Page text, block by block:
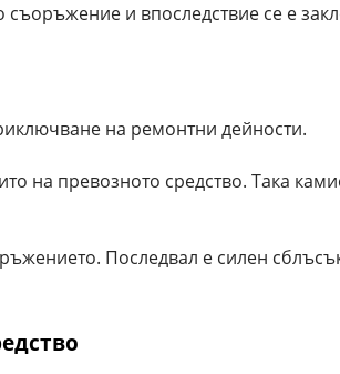
и впоследствие се е
на ремонтни дейности.
на превозното средство. Така
Последвал е силен